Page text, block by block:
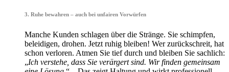
3. Ruhe bewahren – auch bei unfairen Vorwürfen
Manche Kunden schlagen über die Stränge. Sie schimpfen,
beleidigen, drohen. Jetzt ruhig bleiben! Wer zurückschreit, hat
schon verloren. Atmen Sie tief durch und bleiben Sie sachlich:
„Ich verstehe, dass Sie verärgert sind. Wir finden gemeinsam